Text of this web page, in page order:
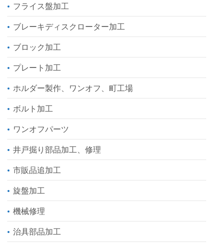
フライス盤加工
ブレーキディスクローター加工
ブロック加工
プレート加工
ホルダー製作、ワンオフ、町工場
ボルト加工
ワンオフパーツ
井戸掘り部品加工、修理
市販品追加工
旋盤加工
機械修理
治具部品加工